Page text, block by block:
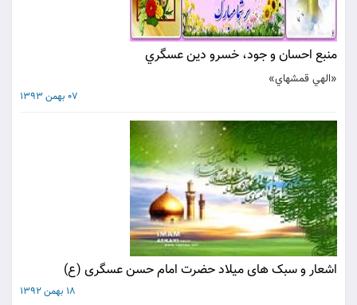
منبع احسان و جود، خسرو دين عسگري
«الهي قمشه‏اي»
07 بهمن 1393
اشعار و سبک های میلاد حضرت امام حسن عسگری (ع)
18 بهمن 1392